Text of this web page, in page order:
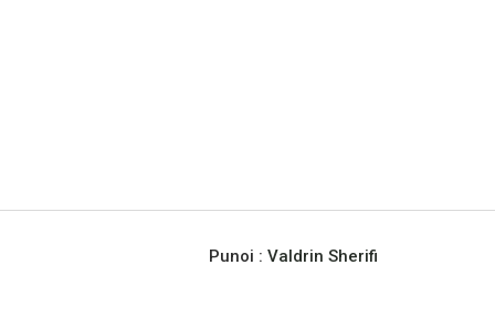
Punoi : Valdrin Sherifi